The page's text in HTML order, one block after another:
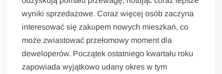
wyniki sprzedażowe. Coraz więcej osób zaczyna
interesować się zakupem nowych mieszkań, co
może zwiastować przełomowy moment dla
deweloperów. Początek ostatniego kwartału roku
zapowiada wyjątkowo udany okres w tym